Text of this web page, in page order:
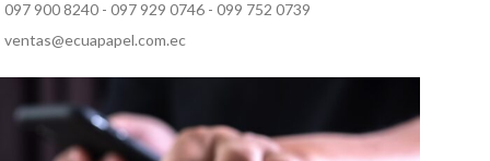
097 900 8240 - 097 929 0746 - 099 752 0739
ventas@ecuapapel.com.ec